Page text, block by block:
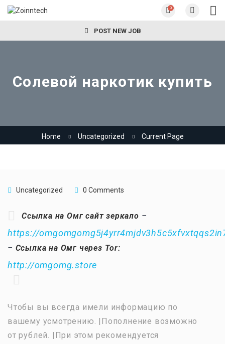
0
POST NEW JOB
Солевой наркотик купить
Home Uncategorized Current Page
Uncategorized 0 Comments
Ссылка на Омг сайт зеркало –
https://
– Ссылка на Омг через Tor:
http://omgomg.store
Чтобы вы всегда имели информацию по
вашему усмотрению. |Пополнение возможно
от рублей. |При этом рекомендуется